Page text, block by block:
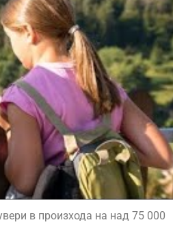
в произхода на над 75 000